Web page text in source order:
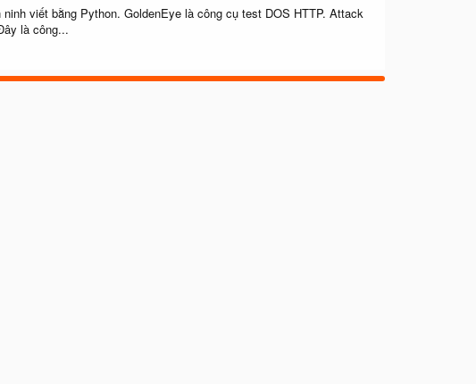
viết bằng Python. GoldenEye là công cụ test DOS HTTP. Attack
là công...